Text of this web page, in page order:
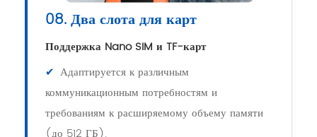
08. Два слота для карт
Поддержка Nano SIM и TF-карт
✔ Адаптируется к различным
коммуникационным потребностям и
требованиям к расширяемому объему памяти